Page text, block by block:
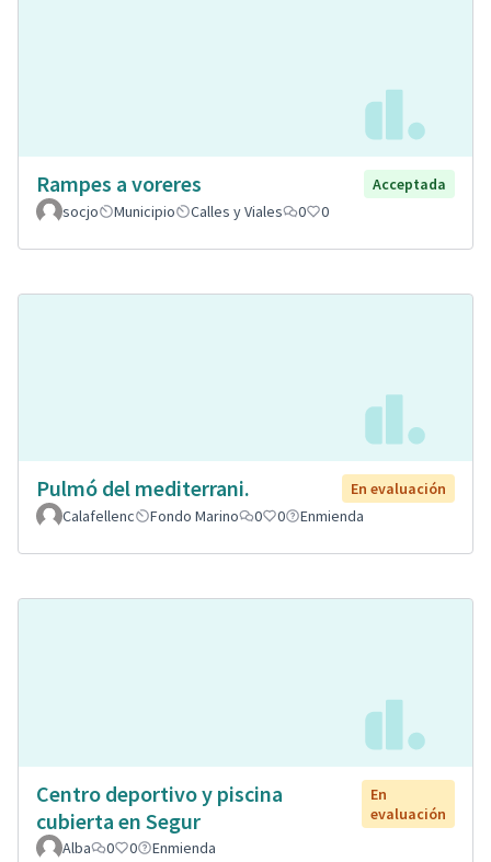
Rampes a voreres
Acceptada
socjo
Municipio Calles y Viales 0 0
Pulmó del mediterrani.
En evaluación
Calafellenc
Fondo Marino 0 0 Enmienda
Centro deportivo y piscina
cubierta en Segur
En
evaluación
Alba
0 0 Enmienda